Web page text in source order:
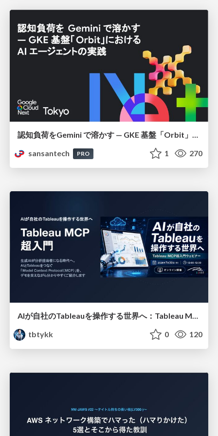
認知負荷をGemini で溶かす — GKE 基盤「Orbit」における AI エージェントの実践
sansantech
PRO 1 270
AIが自社のTableauを操作する世界へ：Tableau MCP超入門
tbtykk
0 120